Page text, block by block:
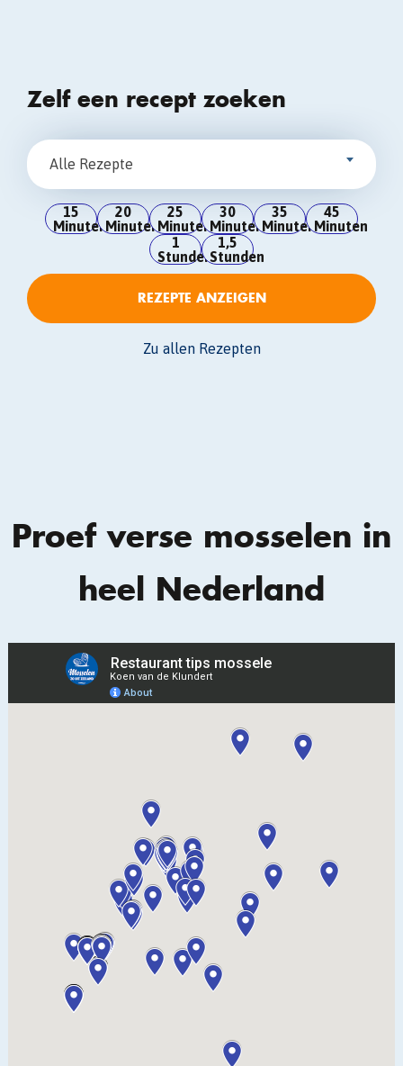
Zelf een recept zoeken
Alle Rezepte
15
Minuten
20
Minuten
25
Minuten
30
Minuten
35
Minuten
45
Minuten
1
Stunden
1,5
Stunden
REZEPTE ANZEIGEN
Zu allen Rezepten
Proef verse mosselen in
heel Nederland